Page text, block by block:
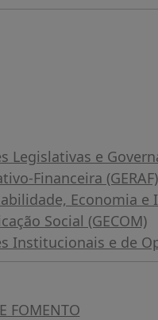
Legislativas e
Financeira (GERAF)
Economia e
Social (GECOM)
Institucionais e de
FOMENTO